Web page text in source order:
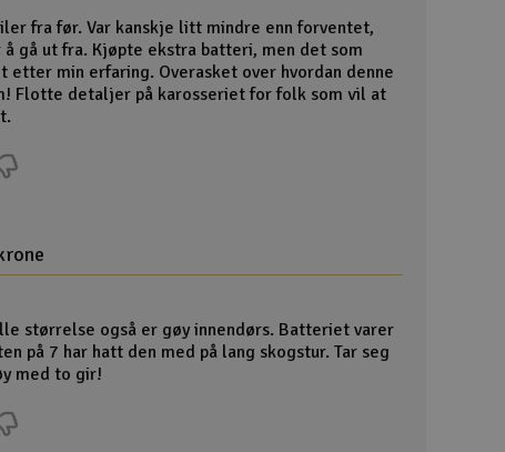
fra før. Var kanskje litt mindre enn forventet,
gå ut fra. Kjøpte ekstra batteri, men det som
etter min erfaring. Overasket over hvordan denne
Flotte detaljer på karosseriet for folk som vil at
størrelse også er gøy innendørs. Batteriet varer
på 7 har hatt den med på lang skogstur. Tar seg
med to gir!